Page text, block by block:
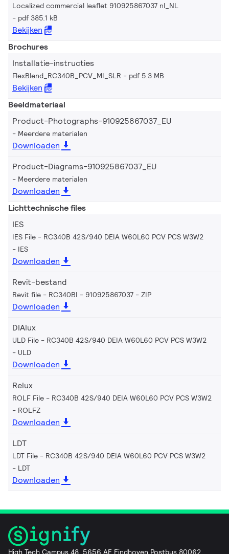
Localized commercial leaflet 910925867037 nl_NL
pdf 385.1 kB
Bekijken
Brochures
Installatie-instructies
FlexBlend_RC340B_PCV_MI_SLR pdf 5.3 MB
Bekijken
Beeldmateriaal
Product-Photographs-910925867037_EU
Meerdere materialen
Downloaden
Product-Diagrams-910925867037_EU
Meerdere materialen
Downloaden
Lichttechnische files
IES
IES File - RC340B 42S/940 DEIA W60L60 PCV PCS W3W2
IES
Downloaden
Revit-bestand
Revit file - RC340BI - 910925867037 ZIP
Downloaden
DIAlux
ULD File - RC340B 42S/940 DEIA W60L60 PCV PCS W3W2
ULD
Downloaden
Relux
ROLF File - RC340B 42S/940 DEIA W60L60 PCV PCS W3W2
ROLFZ
Downloaden
LDT
LDT File - RC340B 42S/940 DEIA W60L60 PCV PCS W3W2
LDT
Downloaden
High Tech Campus 48, 5656 AE Eindhoven Postbus 80062,